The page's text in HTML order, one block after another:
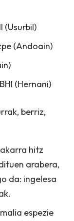
(Usurbil)
(Andoain)
(Hernani)
berriz,
hitz
arabera,
da: ingelesa
espezie